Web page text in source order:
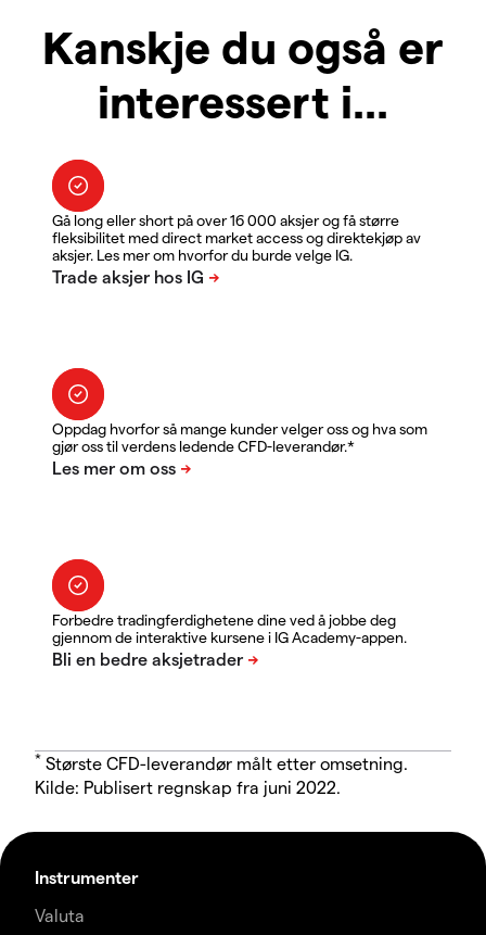
Kanskje du også er
interessert i...
Gå long eller short på over 16 000 aksjer og få større
fleksibilitet med direct market access og direktekjøp av
aksjer. Les mer om hvorfor du burde velge IG.
Oppdag hvorfor så mange kunder velger oss og hva som
gjør oss til verdens ledende CFD-leverandør.*
Forbedre tradingferdighetene dine ved å jobbe deg
gjennom de interaktive kursene i IG Academy-appen.
* Største CFD-leverandør målt etter omsetning.
Kilde: Publisert regnskap fra juni 2022.
Instrumenter
Valuta